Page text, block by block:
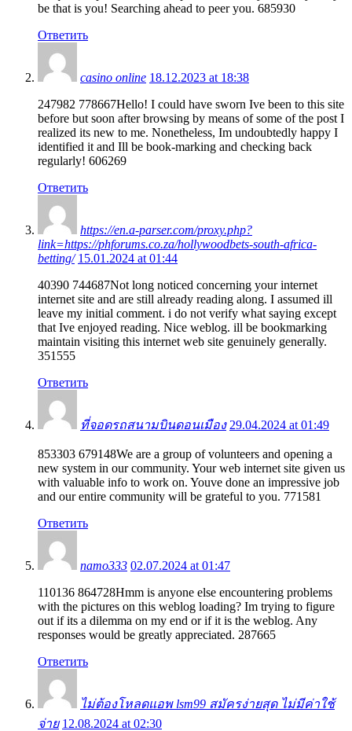
be that is you! Searching ahead to peer you. 685930
Ответить
casino online 18.12.2023 at 18:38
247982 778667Hello! I could have sworn Ive been to this site
before but soon after browsing by means of some of the post I
realized its new to me. Nonetheless, Im undoubtedly happy I
identified it and Ill be book-marking and checking back
regularly! 606269
Ответить
https://en.a-parser.com/proxy.php?
link=https://phforums.co.za/hollywoodbets-south-africa-
betting/ 15.01.2024 at 01:44
40390 744687Not long noticed concerning your internet
internet site and are still already reading along. I assumed ill
leave my initial comment. i do not verify what saying except
that Ive enjoyed reading. Nice weblog. ill be bookmarking
maintain visiting this internet web site genuinely generally.
351555
Ответить
ที่จอดรถสนามบินดอนเมือง 29.04.2024 at 01:49
853303 679148We are a group of volunteers and opening a
new system in our community. Your web internet site given us
with valuable info to work on. Youve done an impressive job
and our entire community will be grateful to you. 771581
Ответить
namo333 02.07.2024 at 01:47
110136 864728Hmm is anyone else encountering problems
with the pictures on this weblog loading? Im trying to figure
out if its a dilemma on my end or if it is the weblog. Any
responses would be greatly appreciated. 287665
Ответить
ไม่ต้องโหลดแอพ lsm99 สมัครง่ายสุด ไม่มีค่าใช้
จ่าย 12.08.2024 at 02:30